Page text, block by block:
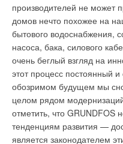
производителей не может
домов нечто похожее на
бытового водоснабжения,
насоса, бака, силового
очень беглый взгляд на
этот процесс постоянный
обозримом будущем мы
целом рядом
отметить, что GRUNDFOS
тенденциям развития —
является законодателем
отметить, что она
рынке как передовой
водоснабжения и
В России это в первую
металлопластиковых труб
выставке компанией Valsir
система монтажа
фитингов из
название Pexal Easy. Этот
Например, в той же
рекордно низкого уровня
находится за пределами
человека, что позволяет
спальне и даже в
кондиционеры
привычной передней
незаметными и
того, сплошная панель
скапливается пыль, в